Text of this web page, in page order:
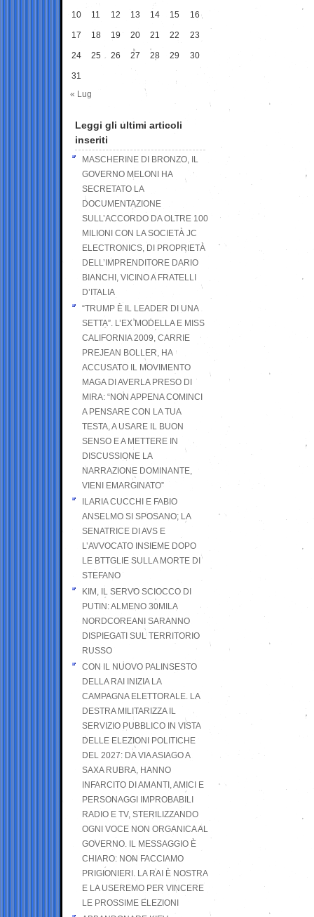
10 11 12 13 14 15 16
17 18 19 20 21 22 23
24 25 26 27 28 29 30
31
« Lug
Leggi gli ultimi articoli
inseriti
MASCHERINE DI BRONZO, IL
GOVERNO MELONI HA
SECRETATO LA
DOCUMENTAZIONE
SULL’ACCORDO DA OLTRE 100
MILIONI CON LA SOCIETÀ JC
ELECTRONICS, DI PROPRIETÀ
DELL’IMPRENDITORE DARIO
BIANCHI, VICINO A FRATELLI
D’ITALIA
“TRUMP È IL LEADER DI UNA
SETTA”. L’EX MODELLA E MISS
CALIFORNIA 2009, CARRIE
PREJEAN BOLLER, HA
ACCUSATO IL MOVIMENTO
MAGA DI AVERLA PRESO DI
MIRA: “NON APPENA COMINCI
A PENSARE CON LA TUA
TESTA, A USARE IL BUON
SENSO E A METTERE IN
DISCUSSIONE LA
NARRAZIONE DOMINANTE,
VIENI EMARGINATO”
ILARIA CUCCHI E FABIO
ANSELMO SI SPOSANO; LA
SENATRICE DI AVS E
L’AVVOCATO INSIEME DOPO
LE BTTGLIE SULLA MORTE DI
STEFANO
KIM, IL SERVO SCIOCCO DI
PUTIN: ALMENO 30MILA
NORDCOREANI SARANNO
DISPIEGATI SUL TERRITORIO
RUSSO
CON IL NUOVO PALINSESTO
DELLA RAI INIZIA LA
CAMPAGNA ELETTORALE. LA
DESTRA MILITARIZZA IL
SERVIZIO PUBBLICO IN VISTA
DELLE ELEZIONI POLITICHE
DEL 2027: DA VIA ASIAGO A
SAXA RUBRA, HANNO
INFARCITO DI AMANTI, AMICI E
PERSONAGGI IMPROBABILI
RADIO E TV, STERILIZZANDO
OGNI VOCE NON ORGANICA AL
GOVERNO. IL MESSAGGIO È
CHIARO: NON FACCIAMO
PRIGIONIERI. LA RAI È NOSTRA
E LA USEREMO PER VINCERE
LE PROSSIME ELEZIONI